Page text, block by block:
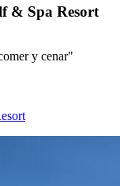
& Spa Resort
y cenar"